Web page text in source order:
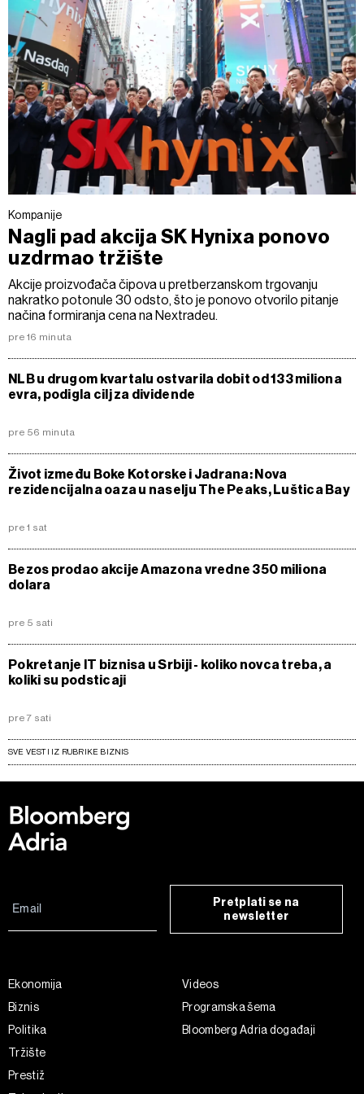
Kompanije
Nagli pad akcija SK Hynixa ponovo
uzdrmao tržište
Akcije proizvođača čipova u pretberzanskom trgovanju
nakratko potonule 30 odsto, što je ponovo otvorilo pitanje
načina formiranja cena na Nextradeu.
pre 16 minuta
NLB u drugom kvartalu ostvarila dobit od 133 miliona
evra, podigla cilj za dividende
pre 56 minuta
Život između Boke Kotorske i Jadrana: Nova
rezidencijalna oaza u naselju The Peaks, Luštica Bay
pre 1 sat
Bezos prodao akcije Amazona vredne 350 miliona
dolara
pre 5 sati
Pokretanje IT biznisa u Srbiji - koliko novca treba, a
koliki su podsticaji
pre 7 sati
SVE VESTI IZ RUBRIKE BIZNIS
Pretplati se na
newsletter
Ekonomija
Biznis
Politika
Tržište
Prestiž
Videos
Programska šema
Bloomberg Adria događaji